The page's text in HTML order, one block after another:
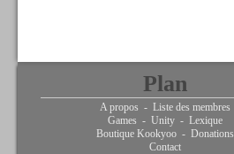
Plan
A propos - Liste des membres
Games - Unity - Lexique
Boutique Kookyoo - Donations
Contact